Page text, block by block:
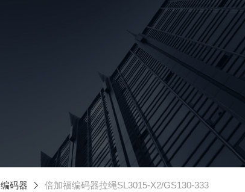
编码器 倍加福编码器拉绳SL3015-X2/GS130-333